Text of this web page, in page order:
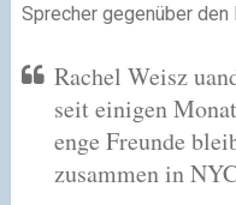
Sprecher gegenüber den
Rachel Weisz
seit einigen
enge Freunde
zusammen in